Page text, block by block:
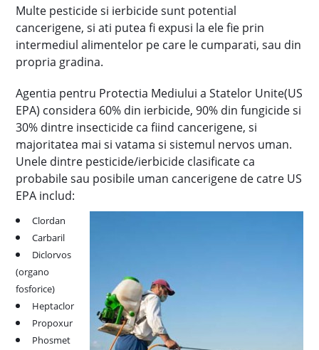
Multe pesticide si ierbicide sunt potential
cancerigene, si ati putea fi expusi la ele fie prin
intermediul alimentelor pe care le cumparati, sau din
propria gradina.
Agentia pentru Protectia Mediului a Statelor Unite(US
EPA) considera 60% din ierbicide, 90% din fungicide si
30% dintre insecticide ca fiind cancerigene, si
majoritatea mai si vatama si sistemul nervos uman.
Unele dintre pesticide/ierbicide clasificate ca
probabile sau posibile uman cancerigene de catre US
EPA includ:
Clordan
Carbaril
Diclorvos
(organo
fosforice)
Heptaclor
Propoxur
Phosmet